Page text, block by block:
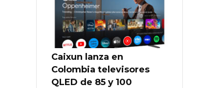
Caixun lanza en
Colombia televisores
QLED de 85 y 100